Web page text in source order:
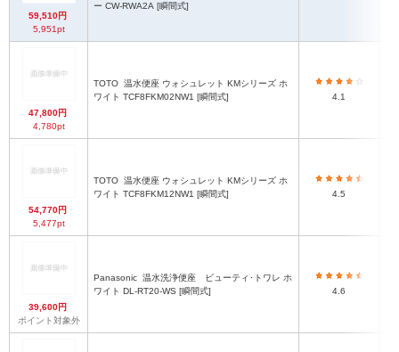
59,510円
5,951pt
ー CW-RWA2A [瞬間式]
47,800円
4,780pt
TOTO
ワイト TCF8FKM02NW1 [瞬間式]
4.1
54,770円
5,477pt
TOTO
ワイト TCF8FKM12NW1 [瞬間式]
4.5
39,600円
ポイント対象外
Panasonic
ワイト DL-RT20-WS [瞬間式]
4.6